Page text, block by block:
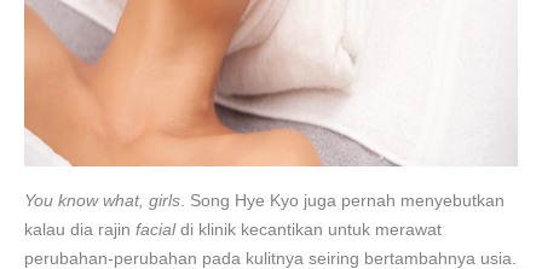
You know what, girls . Song Hye Kyo juga pernah menyebutkan
kalau dia rajin facialdi klinik kecantikan untuk merawat
perubahan-perubahan pada kulitnya seiring bertambahnya usia.